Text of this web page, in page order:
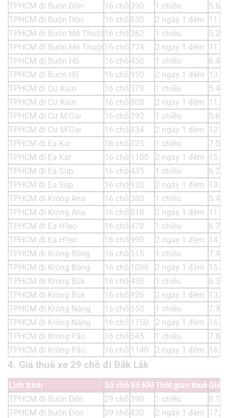
TPHCM đi Buôn Đôn
16 chỗ 390 1 chiều
TPHCM đi Buôn Đôn
16 chỗ 830 2 ngày 1 đêm
TPHCM đi Buôn Mê Thuột16 chỗ 362 1 chiều
TPHCM đi Buôn Mê Thuột16 chỗ 774 2 ngày 1 đêm
TPHCM đi Buôn Hồ
16 chỗ 450 1 chiều
TPHCM đi Buôn Hồ
16 chỗ 950 2 ngày 1 đêm
TPHCM đi Cư Kuin
16 chỗ 379 1 chiều
TPHCM đi Cư Kuin
16 chỗ 808 2 ngày 1 đêm
TPHCM đi Cư M’Gar
16 chỗ 392 1 chiều
TPHCM đi Cư M’Gar
16 chỗ 834 2 ngày 1 đêm
TPHCM đi Ea Kar
16 chỗ 525 1 chiều
TPHCM đi Ea Kar
16 chỗ 1100 2 ngày 1 đêm
TPHCM đi Ea Súp
16 chỗ 435 1 chiều
TPHCM đi Ea Súp
16 chỗ 920 2 ngày 1 đêm
TPHCM đi Krông Ana
16 chỗ 380 1 chiều
TPHCM đi Krông Ana
16 chỗ 810 2 ngày 1 đêm
TPHCM đi Ea H’leo
16 chỗ 470 1 chiều
TPHCM đi Ea H’leo
16 chỗ 990 2 ngày 1 đêm
TPHCM đi Krông Bông
16 chỗ 515 1 chiều
TPHCM đi Krông Bông
16 chỗ 1080 2 ngày 1 đêm
TPHCM đi Krông Búk
16 chỗ 438 1 chiều
TPHCM đi Krông Búk
16 chỗ 926 2 ngày 1 đêm
TPHCM đi Krông Năng
16 chỗ 550 1 chiều
TPHCM đi Krông Năng
16 chỗ 1150 2 ngày 1 đêm
TPHCM đi Krông Pắc
16 chỗ 545 1 chiều
TPHCM đi Krông Pắc
16 chỗ 1140 2 ngày 1 đêm
4. Giá thuê xe 29 chỗ đi Đắk Lắk
Lịch trình Số chỗ Số KMThời gian thuê Giá
TPHCM đi Buôn Đôn
29 chỗ 390 1 chiều
TPHCM đi Buôn Đôn
29 chỗ 830 2 ngày 1 đêm